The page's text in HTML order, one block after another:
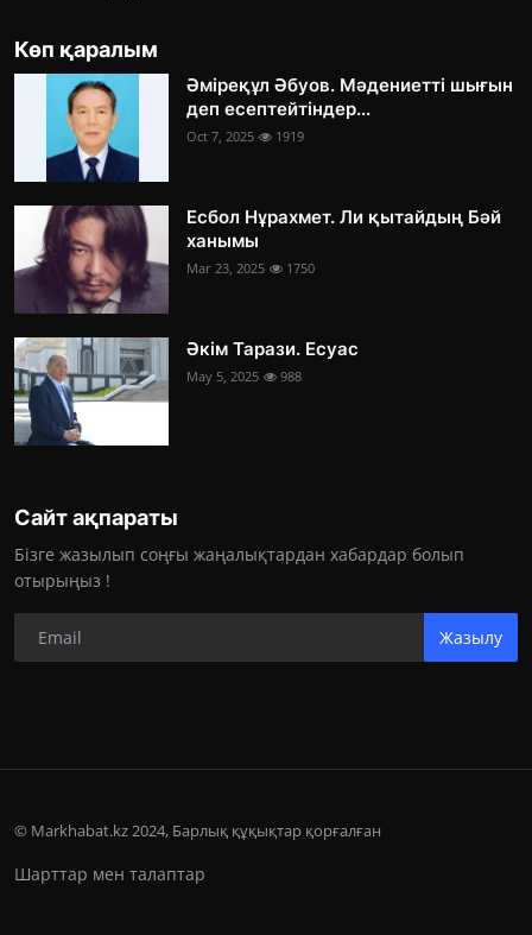
Көп қаралым
Әміреқұл Әбуов. Мәдениетті шығын
деп есептейтіндер...
Oct 7, 2025 1919
Есбол Нұрахмет. Ли қытайдың Бәй
ханымы
Mar 23, 2025 1750
Әкім Тарази. Есуас
May 5, 2025 988
Сайт ақпараты
Бізге жазылып соңғы жаңалықтардан хабардар болып
отырыңыз !
Жазылу
© Markhabat.kz 2024, Барлық құқықтар қорғалған
Шарттар мен талаптар